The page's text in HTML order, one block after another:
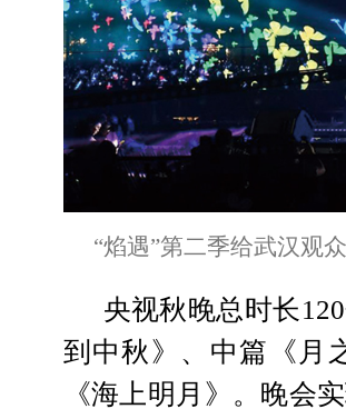
“焰遇”第二季给武汉观
央视秋晚总时长
到中秋》、中篇《月
《海上明月》。晚会